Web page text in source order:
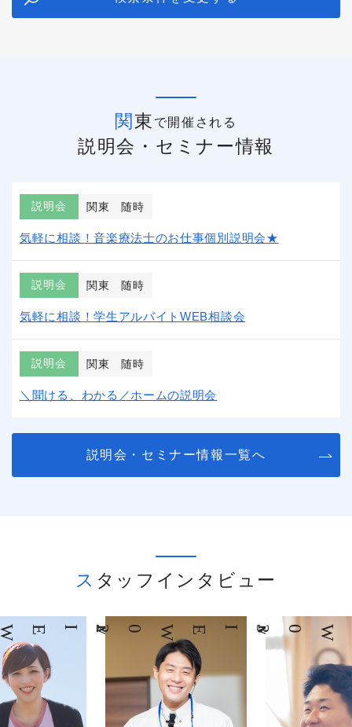
関東 で開催される
説明会・セミナー情報
説明会 関東 随時
気軽に相談！音楽療法士のお仕事個別説明会★
説明会 関東 随時
気軽に相談！学生アルバイトWEB相談会
説明会 関東 随時
＼聞ける、わかる／ホームの説明会
説明会・セミナー情報一覧へ
スタッフインタビュー
INTERVIEW INTERVIEW
03 04